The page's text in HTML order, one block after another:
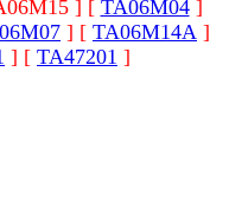
] [ TA06M04]
] [ TA06M14A ]
] [ TA47201 ]